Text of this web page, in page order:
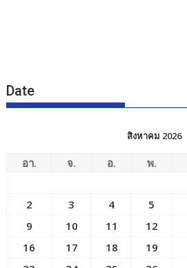
Date
สิงหาคม 2026
อา. จ. อ. พ.
2
3 4 5
9
10 11 12
16
17 18 19